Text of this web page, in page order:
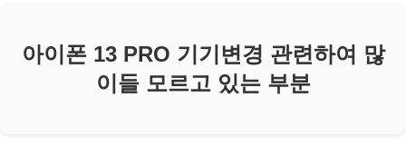
아이폰 13 PRO 기기변경 관련하여 많
이들 모르고 있는 부분